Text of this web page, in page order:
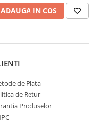
Sigiliu Holograma pentru
detine Recordul
ADAUGA IN COS
de Plata
de Retur
Produselor